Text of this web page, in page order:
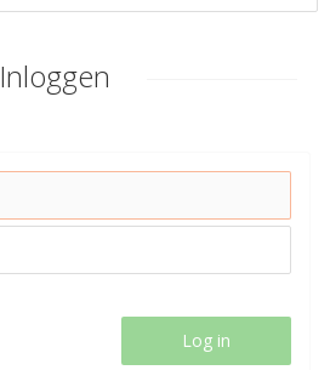
Inloggen
Log in